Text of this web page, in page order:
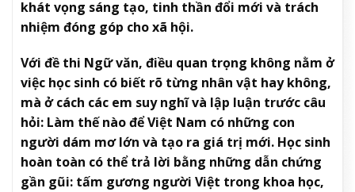
khát vọng sáng tạo, tinh thần đổi mới và trách
nhiệm đóng góp cho xã hội.
Với đề thi Ngữ văn, điều quan trọng không nằm ở
việc học sinh có biết rõ từng nhân vật hay không,
mà ở cách các em suy nghĩ và lập luận trước câu
hỏi: Làm thế nào để Việt Nam có những con
người dám mơ lớn và tạo ra giá trị mới. Học sinh
hoàn toàn có thể trả lời bằng những dẫn chứng
gần gũi: tấm gương người Việt trong khoa học,